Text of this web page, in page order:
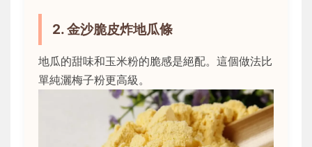
2. 金沙脆皮炸地瓜條
地瓜的甜味和玉米粉的脆感是絕配。這個做法比
單純灑梅子粉更高級。